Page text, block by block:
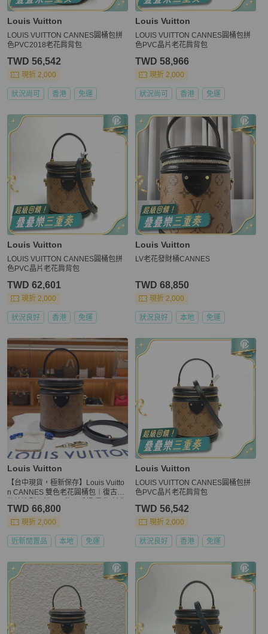
Louis Vuitton
LOUIS VUITTON CANNES圓桶包拼
色PVC2018老花肩背包
TWD 56,542
現折 2,000
狀況尚可 香港 免運
Louis Vuitton
LOUIS VUITTON CANNES圓桶包拼
色PVC晶片老花肩背包
TWD 58,966
現折 2,000
狀況尚可 香港 免運
Louis Vuitton
LOUIS VUITTON CANNES圓桶包拼
色PVC晶片老花肩背包
TWD 62,601
現折 2,000
狀況良好 香港 免運
Louis Vuitton
LV老花發財桶CANNES
TWD 68,850
現折 2,000
狀況良好 本地 免運
Louis Vuitton
【台中現貨，極新保存】Louis Vuitto
n CANNES 雙色老花圓桶包｜復古化
三用
TWD 66,800
現折 2,000
近新閒置品 本地 免運
Louis Vuitton
LOUIS VUITTON CANNES圓桶包拼
色PVC晶片老花肩背包
TWD 56,542
現折 2,000
狀況良好 香港 免運